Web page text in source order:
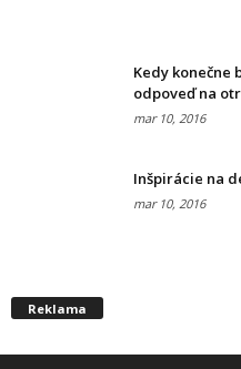
Kedy konečne
odpoveď na
mar 10, 2016
Inšpirácie na
mar 10, 2016
Reklama